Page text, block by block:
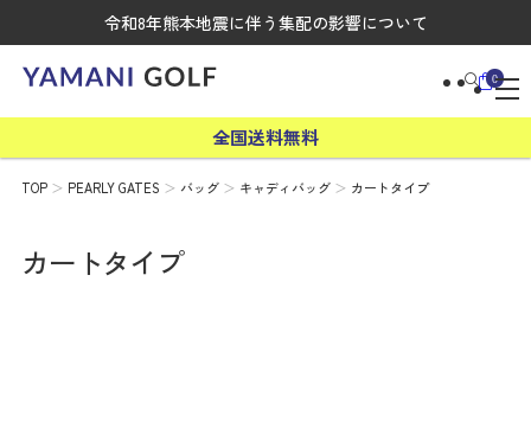
令和8年熊本地震に伴う集配の影響について
0
全国送料無料
TOP PEARLY GATES バッグ キャディバッグ カートタイプ
カートタイプ